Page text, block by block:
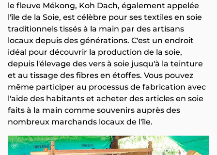
le fleuve Mékong, Koh Dach, également appelée
l'île de la Soie, est célèbre pour ses textiles en soie
traditionnels tissés à la main par des artisans
locaux depuis des générations. C'est un endroit
idéal pour découvrir la production de la soie,
depuis l'élevage des vers à soie jusqu'à la teinture
et au tissage des fibres en étoffes. Vous pouvez
même participer au processus de fabrication avec
l'aide des habitants et acheter des articles en soie
faits à la main comme souvenirs auprès des
nombreux marchands locaux de l'île.